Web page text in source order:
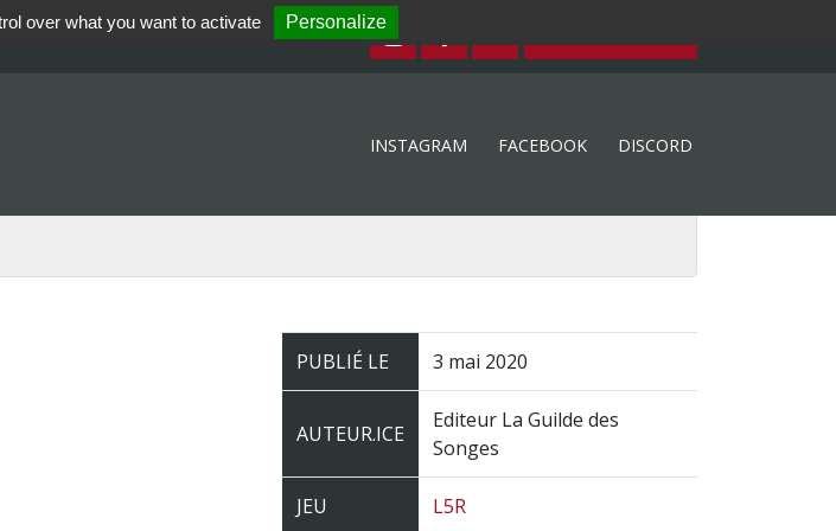
INSTAGRAM FACEBOOK DISCORD
PUBLIÉ LE 3 mai 2020
AUTEUR.ICE
Editeur La Guilde des
Songes
JEU L5R
over what you want to activate Personalize